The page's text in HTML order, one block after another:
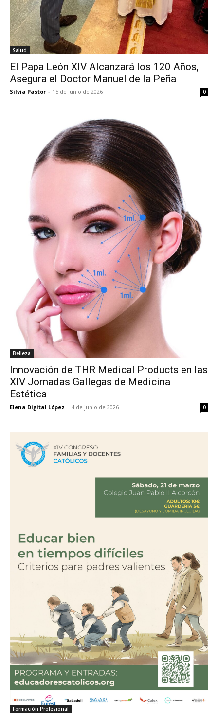
Salud
El Papa León XIV Alcanzará los 120 Años,
Asegura el Doctor Manuel de la Peña
Silvia Pastor - 15 de junio de 2026 0
Belleza
Innovación de THR Medical Products en las
XIV Jornadas Gallegas de Medicina
Estética
Elena Digital López - 4 de junio de 2026 0
Formación Profesional